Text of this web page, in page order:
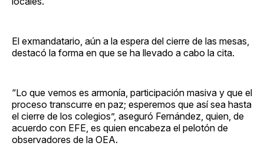
El exmandatario, aún a la espera del cierre de las mesas,
destacó la forma en que se ha llevado a cabo la cita.
“Lo que vemos es armonía, participación masiva y que el
proceso transcurre en paz; esperemos que así sea hasta
el cierre de los colegios”, aseguró Fernández, quien, de
acuerdo con EFE, es quien encabeza el pelotón de
observadores de la OEA.